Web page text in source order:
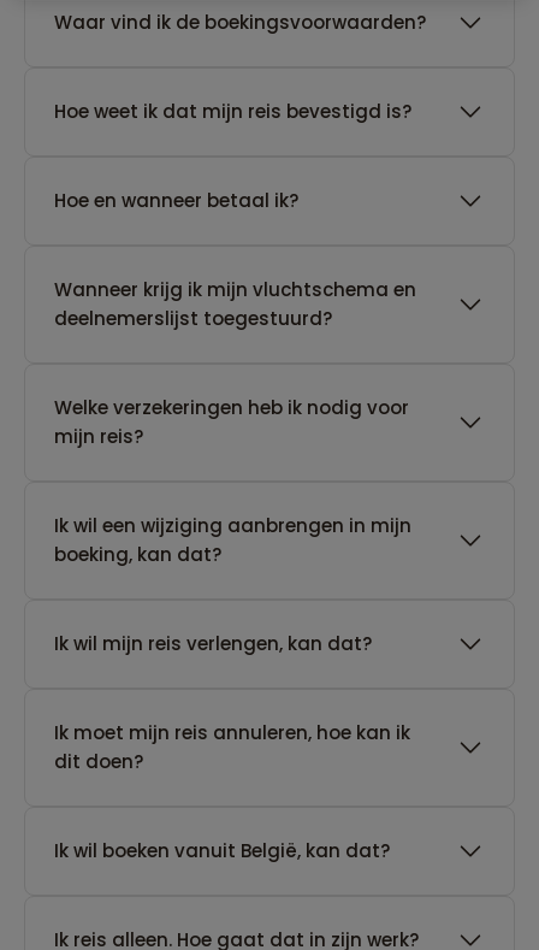
Waar vind ik de boekingsvoorwaarden?
Hoe weet ik dat mijn reis bevestigd is?
Hoe en wanneer betaal ik?
Wanneer krijg ik mijn vluchtschema en
deelnemerslijst toegestuurd?
Welke verzekeringen heb ik nodig voor
mijn reis?
Ik wil een wijziging aanbrengen in mijn
boeking, kan dat?
Ik wil mijn reis verlengen, kan dat?
Ik moet mijn reis annuleren, hoe kan ik
dit doen?
Ik wil boeken vanuit België, kan dat?
​Ik reis alleen. Hoe gaat dat in zijn werk?